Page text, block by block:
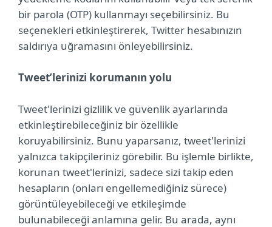
bir parola (OTP) kullanmayı seçebilirsiniz. Bu
seçenekleri etkinleştirerek, Twitter hesabınızın
saldırıya uğramasını önleyebilirsiniz.
Tweet’lerinizi korumanın yolu
Tweet'lerinizi gizlilik ve güvenlik ayarlarında
etkinleştirebileceğiniz bir özellikle
koruyabilirsiniz. Bunu yaparsanız, tweet'lerinizi
yalnızca takipçileriniz görebilir. Bu işlemle birlikte,
korunan tweet'lerinizi, sadece sizi takip eden
hesapların (onları engellemediğiniz sürece)
görüntüleyebileceği ve etkileşimde
bulunabileceği anlamına gelir. Bu arada, aynı